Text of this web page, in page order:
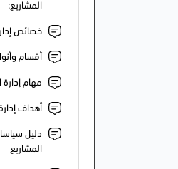
المشاريع:
خصائص
أقسام
مهام إدارة
أهداف
دليل
المشاريع